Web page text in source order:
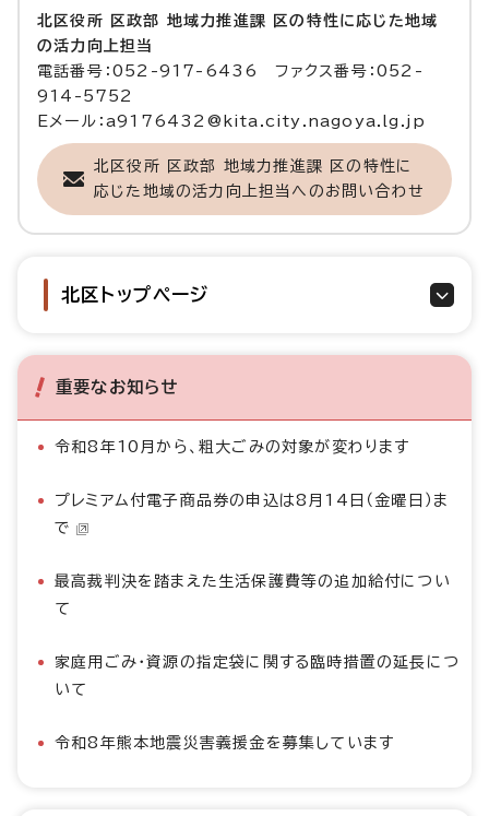
北区役所 区政部 地域力推進課 区の特性に応じた地域
の活力向上担当
電話番号：052-917-6436 ファクス番号：052-
914-5752
Eメール：a9176432@kita.city.nagoya.lg.jp
北区役所 区政部 地域力推進課 区の特性に
応じた地域の活力向上担当へのお問い合わせ
北区トップページ
重要なお知らせ
令和8年10月から、粗大ごみの対象が変わります
プレミアム付電子商品券の申込は8月14日（金曜日）ま
で
最高裁判決を踏まえた生活保護費等の追加給付につい
て
家庭用ごみ・資源の指定袋に関する臨時措置の延長につ
いて
令和8年熊本地震災害義援金を募集しています